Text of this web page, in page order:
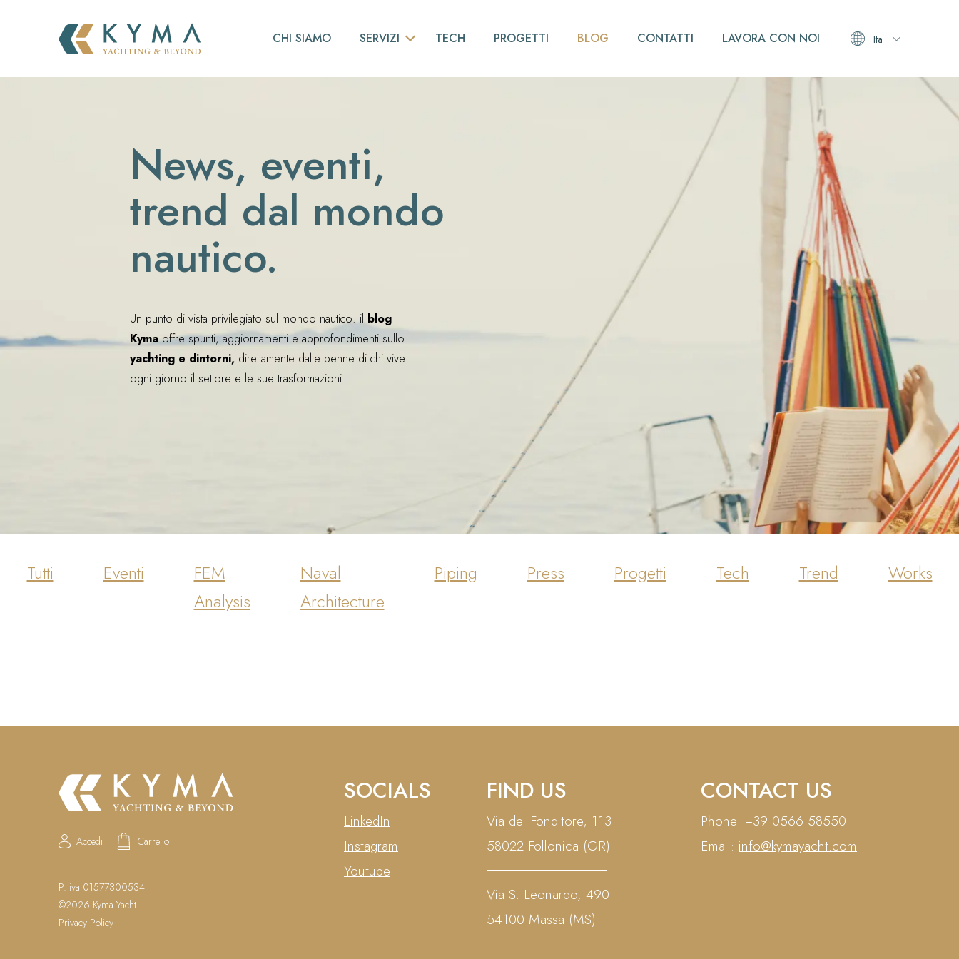
CHI SIAMO SERVIZI
ALLESTIMENTI NAVALI
CONSULENZA
YACHT DESIGN
TECH PROGETTI BLOG CONTATTI LAVORA CON NOI Ita
News, eventi,
trend dal mondo
nautico.
Un punto di vista privilegiato sul mondo nautico: il blog
Kymaoffre spunti, aggiornamenti e approfondimenti sullo
yachting e dintorni, direttamente dalle penne di chi vive
ogni giorno il settore e le sue trasformazioni.
Tutti Eventi
FEM
Analysis
Naval
Architecture
Piping Press Progetti Tech Trend Works
Accedi Carrello
P. iva 01577300534
©2026 Kyma Yacht
Privacy Policy
SOCIALS
LinkedIn
Instagram
Youtube
FIND US
Via del Fonditore, 113
58022 Follonica (GR)
Via S. Leonardo, 490
54100 Massa (MS)
CONTACT US
Phone: +39 0566 58550
Email: info@kymayacht.com